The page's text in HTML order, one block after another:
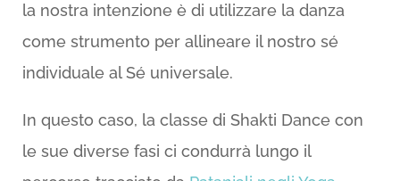
la nostra intenzione è di utilizzare la danza
come strumento per allineare il nostro sé
individuale al Sé universale.
In questo caso, la classe di Shakti Dance con
le sue diverse fasi ci condurrà lungo il